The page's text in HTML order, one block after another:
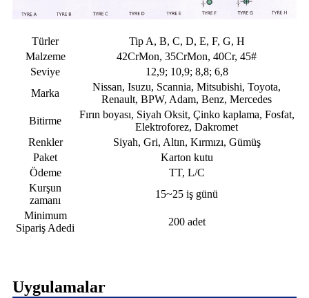
Türler
Tip A, B, C, D, E, F, G, H
Malzeme
42CrMon, 35CrMon, 40Cr, 45#
Seviye
12,9; 10,9; 8,8; 6,8
Marka
Nissan, Isuzu, Scannia, Mitsubishi, Toyota,
Renault, BPW, Adam, Benz, Mercedes
Bitirme
Fırın boyası, Siyah Oksit, Çinko kaplama, Fosfat,
Elektroforez, Dakromet
Renkler
Siyah, Gri, Altın, Kırmızı, Gümüş
Paket
Karton kutu
Ödeme
TT, L/C
Kurşun
zamanı
15~25 iş günü
Minimum
Sipariş Adedi
200 adet
Uygulamalar